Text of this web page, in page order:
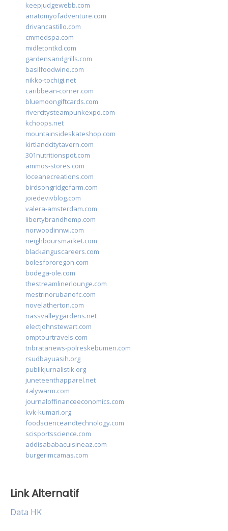
keepjudgewebb.com
anatomyofadventure.com
drivancastillo.com
cmmedspa.com
midletontkd.com
gardensandgrills.com
basilfoodwine.com
nikko-tochigi.net
caribbean-corner.com
bluemoongiftcards.com
rivercitysteampunkexpo.com
kchoops.net
mountainsideskateshop.com
kirtlandcitytavern.com
301nutritionspot.com
ammos-stores.com
loceanecreations.com
birdsongridgefarm.com
joiedevivblog.com
valera-amsterdam.com
libertybrandhemp.com
norwoodinnwi.com
neighboursmarket.com
blackanguscareers.com
bolesfororegon.com
bodega-ole.com
thestreamlinerlounge.com
mestrinorubanofc.com
novelatherton.com
nassvalleygardens.net
electjohnstewart.com
omptourtravels.com
tribratanews-polreskebumen.com
rsudbayuasih.org
publikjurnalistik.org
juneteenthapparel.net
italywarm.com
journaloffinanceeconomics.com
kvk-kumari.org
foodscienceandtechnology.com
scisportsscience.com
addisababacuisineaz.com
burgerimcamas.com
Link Alternatif
Data HK